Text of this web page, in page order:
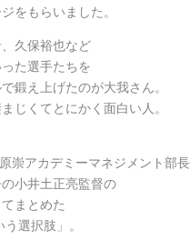
をもらいました。
久保裕也など
た選手たちを
鍛え上げたのが大我さん。
じくてとにかく面白い人。
崇アカデミーマネジメント部
小井土正亮監督の
まとめた
う選択肢」。